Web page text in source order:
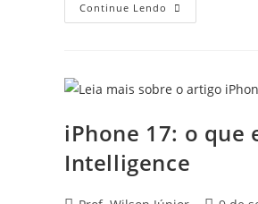
Continue Lendo
iPhone 17: o que
Intelligence